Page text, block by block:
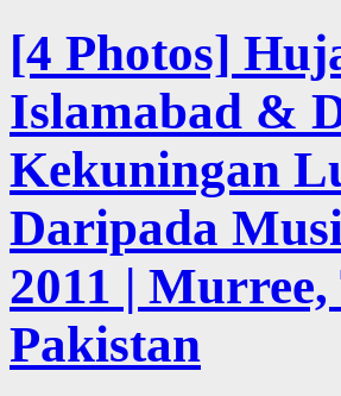
[4 Photos]
Islamabad &
Kekuningan
Daripada
2011 |
Pakistan